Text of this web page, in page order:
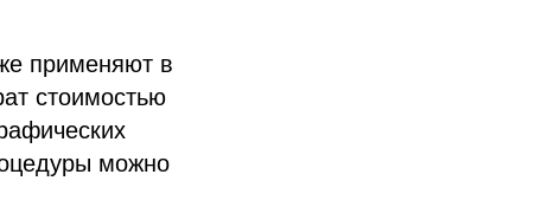
применяют в
стоимостью
можно